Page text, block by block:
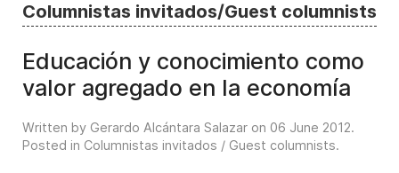
Columnistas invitados/Guest columnists
Educación y conocimiento como
valor agregado en la economía
Written by Gerardo Alcántara Salazar on 06 June 2012.
Posted in Columnistas invitados / Guest columnists.